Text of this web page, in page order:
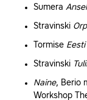
Sumera
Stravinski
Tormise
Stravinski
Naine, Berio
Workshop